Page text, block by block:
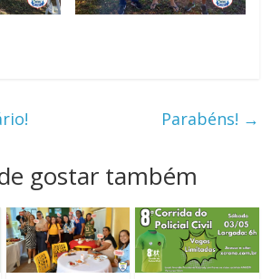
Parabéns! →
gostar também